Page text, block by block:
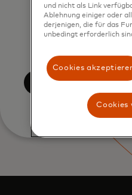
Mastercard’s
By submitting
confirm that I
to the
Einreichen
und nicht als Link
Ablehnung einiger oder
derjenigen, die für das
unbedingt erforderlich
Cookies
Cookies